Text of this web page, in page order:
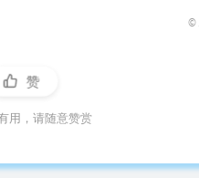
©
赞
用，请随意赞赏